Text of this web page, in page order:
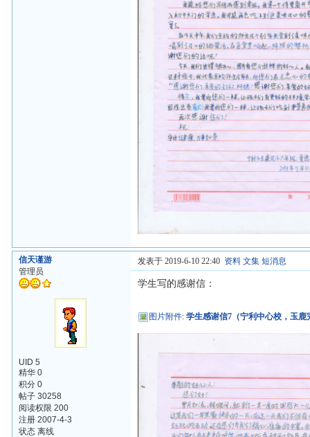
信天谨游
管理员
UID 5
精华 0
积分 0
帖子 30258
阅读权限 200
注册 2007-4-3
状态 离线
发表于 2019-6-10 22:40 资料 文集 短消息
学生写的感谢信：
图片附件:学生感谢信7（宁利中心校，玉鹿